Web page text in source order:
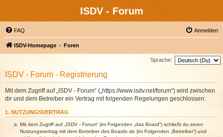
ISDV - Forum
FAQ Anmelden
ISDV-Homepage Foren
Sprache:
ISDV - Forum - Registrierung
Mit dem Zugriff auf „ISDV - Forum“ („https://www.isdv.net/forum“) wird zwischen
dir und dem Betreiber ein Vertrag mit folgenden Regelungen geschlossen:
1. NUTZUNGSVERTRAG
Mit dem Zugriff auf „ISDV - Forum“ (im Folgenden „das Board“) schließt du einen
Nutzungsvertrag mit dem Betreiber des Boards ab (im Folgenden „Betreiber“) und